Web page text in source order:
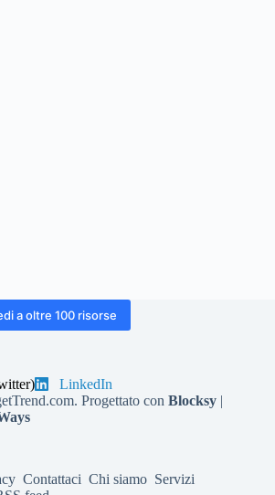
a oltre 100 risorse
LinkedIn
Progettato con Blocksy |
Contattaci Chi siamo Servizi